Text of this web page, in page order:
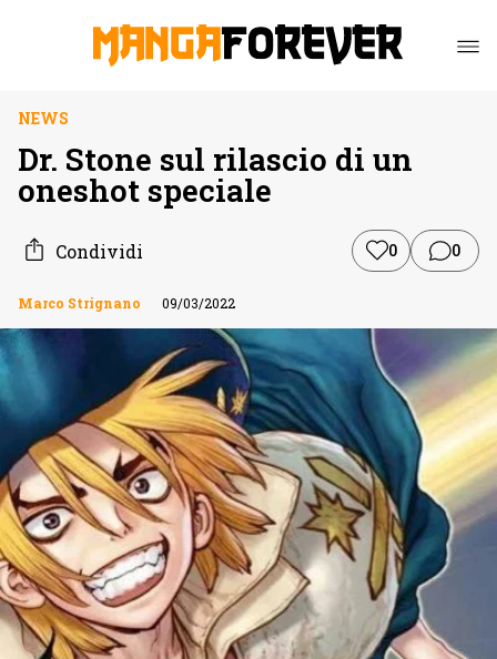
NEWS
Dr. Stone sul rilascio di un
oneshot speciale
Condividi 0 0
Marco Strignano 09/03/2022